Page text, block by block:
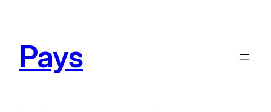
tartalomhoz
Pays